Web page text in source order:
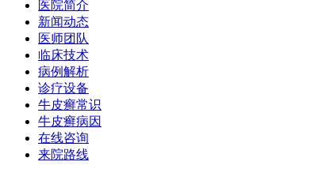
医院简介
新闻动态
医师团队
临床技术
病例解析
诊疗设备
牛皮癣常识
牛皮癣病因
在线咨询
来院路线